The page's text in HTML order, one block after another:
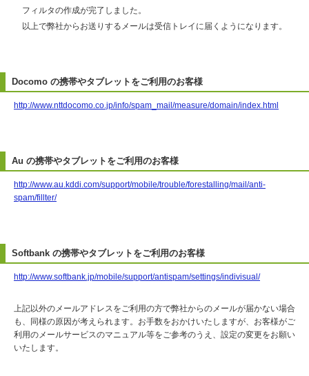
フィルタの作成が完了しました。
以上で弊社からお送りするメールは受信トレイに届くようになります。
Docomo の携帯やタブレットをご利用のお客様
http://www.nttdocomo.co.jp/info/spam_mail/measure/domain/index.html
Au の携帯やタブレットをご利用のお客様
http://www.au.kddi.com/support/mobile/trouble/forestalling/mail/anti-
spam/fillter/
Softbank の携帯やタブレットをご利用のお客様
http://www.softbank.jp/mobile/support/antispam/settings/indivisual/
上記以外のメールアドレスをご利用の方で弊社からのメールが届かない場合
も、同様の原因が考えられます。お手数をおかけいたしますが、お客様がご
利用のメールサービスのマニュアル等をご参考のうえ、設定の変更をお願い
いたします。